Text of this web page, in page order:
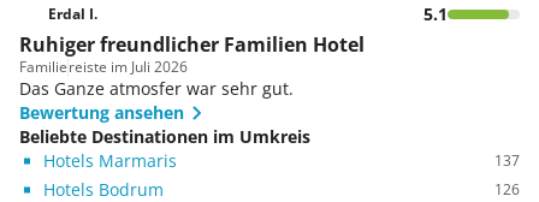
Erdal I. 5.1
Ruhiger freundlicher Familien Hotel
Familiereiste im Juli 2026
Das Ganze atmosfer war sehr gut.
Bewertung ansehen
Beliebte Destinationen im Umkreis
Hotels Marmaris
137
Hotels Bodrum 126